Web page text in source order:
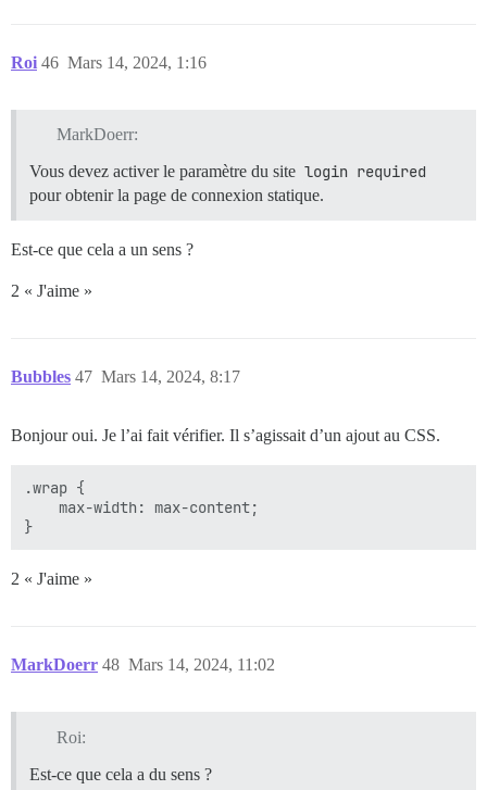
Roi Mars 14, 2024, 1:16
46
MarkDoerr:
Vous devez activer le paramètre du site login required
pour obtenir la page de connexion statique.
Est-ce que cela a un sens ?
2 « J'aime »
Bubbles Mars 14, 2024, 8:17
47
Bonjour oui. Je l’ai fait vérifier. Il s’agissait d’un ajout au CSS.
.wrap {
    max-width: max-content;
2 « J'aime »
MarkDoerr Mars 14, 2024, 11:02
48
Roi:
Est-ce que cela a du sens ?